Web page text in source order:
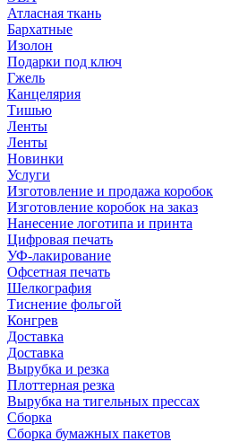
Атласная ткань
Бархатные
Изолон
Подарки под ключ
Гжель
Канцелярия
Тишью
Ленты
Ленты
Новинки
Услуги
Изготовление и продажа коробок
Изготовление коробок на заказ
Нанесение логотипа и принта
Цифровая печать
УФ-лакирование
Офсетная печать
Шелкография
Тиснение фольгой
Конгрев
Доставка
Доставка
Вырубка и резка
Плоттерная резка
Вырубка на тигельных прессах
Сборка
Сборка бумажных пакетов